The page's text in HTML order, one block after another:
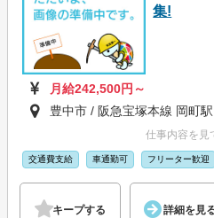
集!
月給242,500円～
豊中市 / 阪急宝塚本線 岡町駅
仕事内容を見
交通費支給 車通勤可 フリーター歓迎
キープする 詳細を見